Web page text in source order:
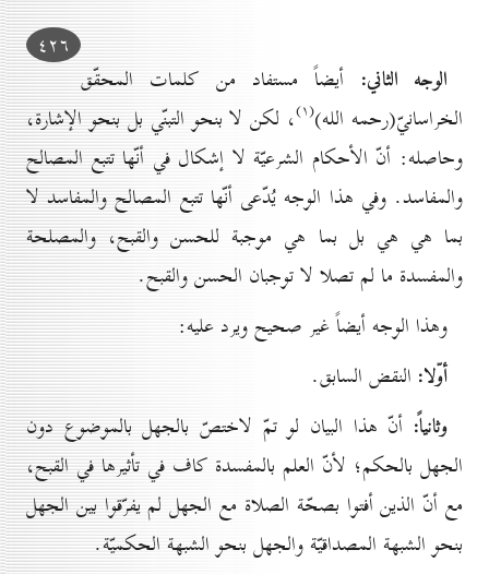
٤۲٦
الوجه الثاني: أيضاً مستفاد من كلمات المحقّق
الخراسانيّ(رحمه الله)(۱) ، لكن لا بنحو التبنّي بل بنحو الإشارة،
وحاصله: أنّ الأحكام الشرعيّة لا إشكال في أنّها تتبع المصالح
والمفاسد. وفي هذا الوجه يُدّعى أنّها تتبع المصالح والمفاسد لا
بما هي هي بل بما هي موجبة للحسن والقبح، والمصلحة
والمفسدة ما لم تصلا لا توجبان الحسن والقبح.
وهذا الوجه أيضاً غير صحيح ويرد عليه:
أوّلا: النقض السابق.
وثانياً: أنّ هذا البيان لو تمّ لاختصّ بالجهل بالموضوع دون
الجهل بالحكم؛ لأنّ العلم بالمفسدة كاف في تأثيرها في القبح،
مع أنّ الذين أفتوا بصحّة الصلاة مع الجهل لم يفرّقوا بين الجهل
بنحو الشبهة المصداقيّة والجهل بنحو الشبهة الحكميّة.